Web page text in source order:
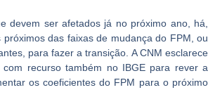
devem ser afetados já no próximo ano, há,
das faixas de mudança do FPM, ou
para fazer a transição. A CNM esclarece
recurso também no IBGE para rever a
os coeficientes do FPM para o próximo